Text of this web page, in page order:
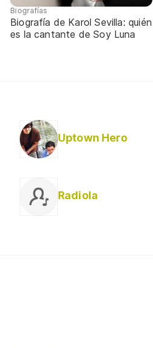
Biografías
Biografía de Karol Sevilla: quién
es la cantante de Soy Luna
Uptown Hero
Radiola